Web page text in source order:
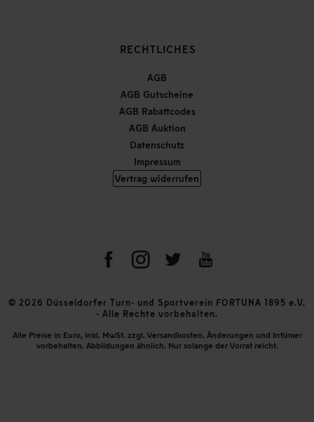
RECHTLICHES
AGB
AGB Gutscheine
AGB Rabattcodes
AGB Auktion
Datenschutz
Impressum
Vertrag widerrufen
© 2026 Düsseldorfer Turn- und Sportverein FORTUNA 1895 e.V.
- Alle Rechte vorbehalten.
Alle Preise in Euro, inkl. MwSt. zzgl. Versandkosten. Änderungen und Irrtümer
vorbehalten. Abbildungen ähnlich. Nur solange der Vorrat reicht.